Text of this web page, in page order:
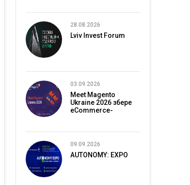
28.08.2026
Lviv Invest Forum
03.09.2026
Meet Magento
Ukraine 2026 збере
eCommerce-
09.09.2026
AUTONOMY: EXPO